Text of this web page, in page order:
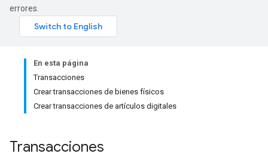
errores.
En esta página
Transacciones
Crear transacciones de bienes físicos
Crear transacciones de artículos digitales
Transacciones